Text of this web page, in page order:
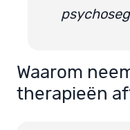
Waarom
therapieën